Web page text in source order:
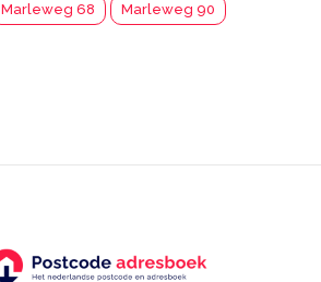
Marleweg 68 Marleweg 90